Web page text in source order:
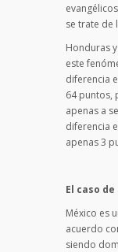
se trate de
Honduras
este
diferencia
64 puntos,
apenas a
diferencia
apenas 3
El caso
México es
acuerdo
siendo